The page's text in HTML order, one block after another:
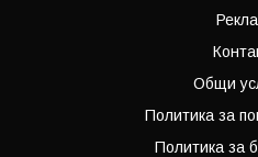
Общи
Политика за
Политика за